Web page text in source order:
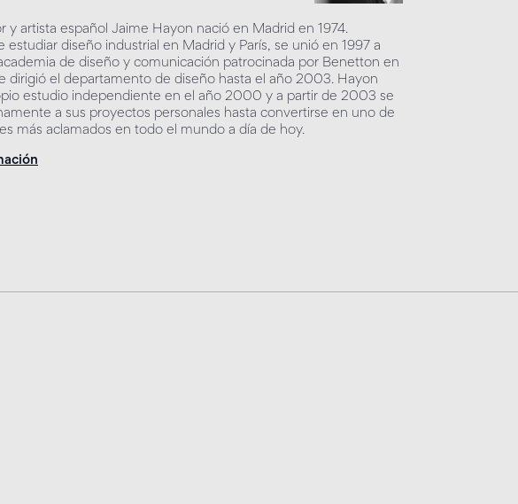
y artista español Jaime Hayon nació en Madrid en 1974.
estudiar diseño industrial en Madrid y París, se unió en 1997 a
de diseño y comunicación patrocinada por Benetton en
dirigió el departamento de diseño hasta el año 2003. Hayon
estudio independiente en el año 2000 y a partir de 2003 se
a sus proyectos personales hasta convertirse en uno de
más aclamados en todo el mundo a día de hoy.